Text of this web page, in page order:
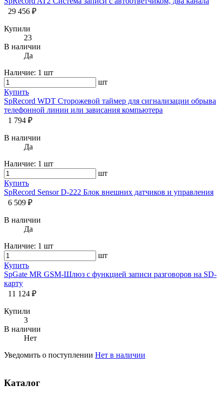
29 456 ₽
Купили
23
В наличии
Да
Наличие: 1 шт
шт
Купить
SpRecord WDT Сторожевой таймер для сигнализации обрыва
телефонной линии или зависания компьютера
1 794 ₽
В наличии
Да
Наличие: 1 шт
шт
Купить
SpRecord Sensor D-222 Блок внешних датчиков и управления
6 509 ₽
В наличии
Да
Наличие: 1 шт
шт
Купить
SpGate MR GSM-Шлюз с функцией записи разговоров на SD-
карту
11 124 ₽
Купили
3
В наличии
Нет
Уведомить о поступлении Нет в наличии
Каталог